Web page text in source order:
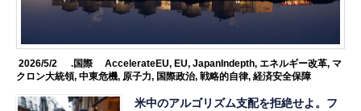
2026/5/2 .国際 AccelerateEU, EU, JapanIndepth, エネルギー改革, マ
クロン大統領,中東危機, 原子力, 国際政治,戦略的自律,経済安全保障
米中のアルゴリズム支配を拒絶せよ。フ